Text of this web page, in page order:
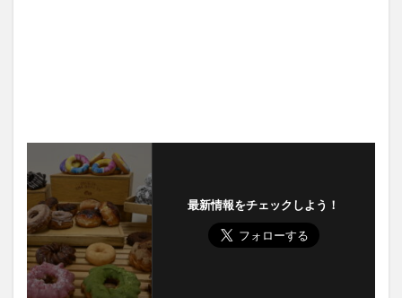
最新情報をチェックしよう！